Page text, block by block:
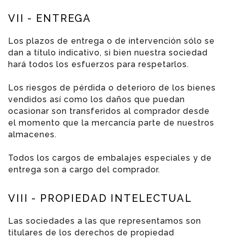
VII - ENTREGA
Los plazos de entrega o de intervención sólo se
dan a título indicativo, si bien nuestra sociedad
hará todos los esfuerzos para respetarlos.
Los riesgos de pérdida o deterioro de los bienes
vendidos así como los daños que puedan
ocasionar son transferidos al comprador desde
el momento que la mercancía parte de nuestros
almacenes.
Todos los cargos de embalajes especiales y de
entrega son a cargo del comprador.
VIII - PROPIEDAD INTELECTUAL
Las sociedades a las que representamos son
titulares de los derechos de propiedad